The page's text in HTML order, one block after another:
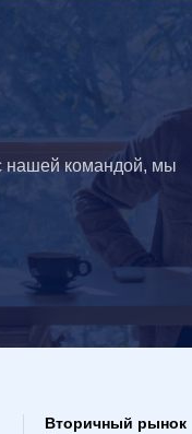
нашей командой, мы
Вторичный рынок